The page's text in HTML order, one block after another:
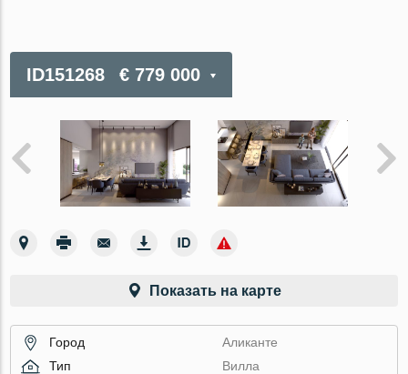
ID151268 € 779 000
Показать на карте
Город
Аликанте
Тип
Вилла